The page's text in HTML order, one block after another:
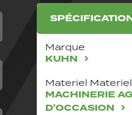
Marque
KUHN
Materiel
MACHINERIE
D'OCCASION